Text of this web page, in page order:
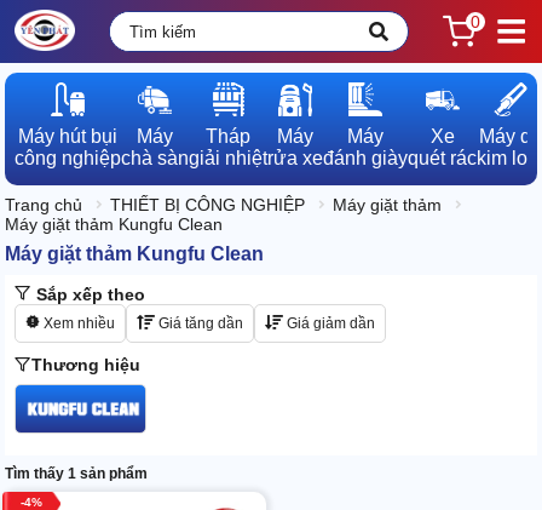
0
Máy hút bụi
công nghiệp
Máy
chà sàn
Tháp
giải nhiệt
Máy
rửa xe
Máy
đánh giày
Xe
quét rác
Máy dò
kim loại
Trang chủ THIẾT BỊ CÔNG NGHIỆP
Máy giặt thảm
Máy giặt thảm Kungfu Clean
Máy giặt thảm Kungfu Clean
Sắp xếp theo
Xem nhiều Giá tăng dần Giá giảm dần
Thương hiệu
Tìm thấy 1 sản phẩm
4